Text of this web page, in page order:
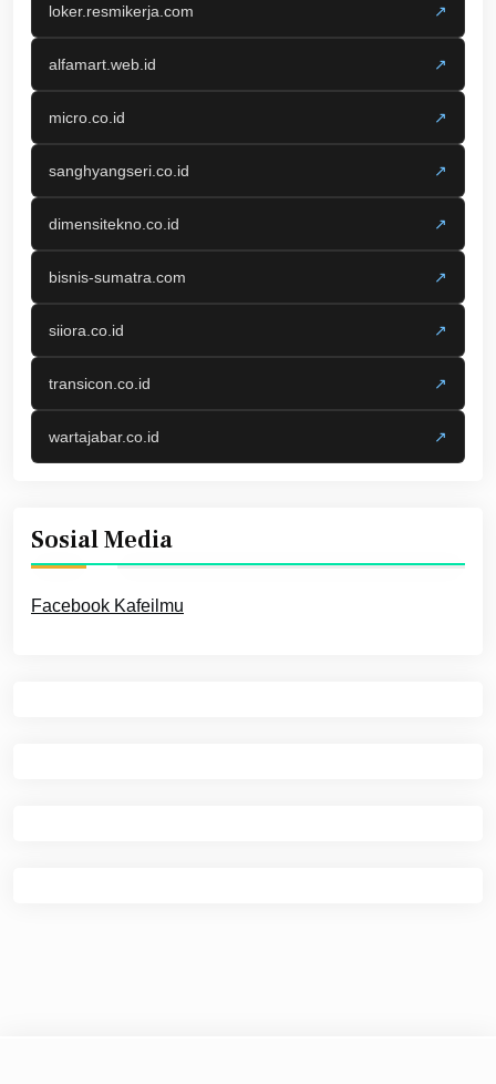
loker.resmikerja.com ↗
alfamart.web.id ↗
micro.co.id ↗
sanghyangseri.co.id ↗
dimensitekno.co.id ↗
bisnis-sumatra.com ↗
siiora.co.id ↗
transicon.co.id ↗
wartajabar.co.id ↗
Sosial Media
Facebook Kafeilmu